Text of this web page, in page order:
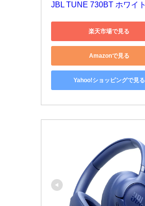
JBL TUNE 730BT ホワイト
楽天市場で見る
Amazonで見る
Yahoo!ショッピングで見る